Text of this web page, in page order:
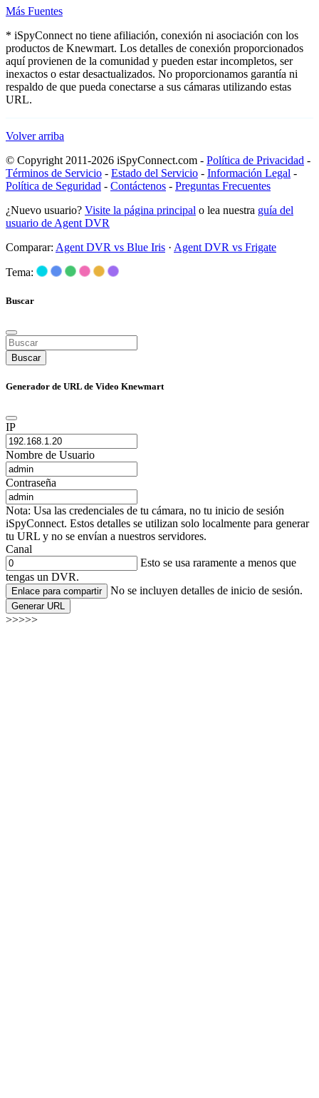
Más Fuentes
* iSpyConnect no tiene afiliación, conexión ni asociación con los
productos de Knewmart. Los detalles de conexión proporcionados
aquí provienen de la comunidad y pueden estar incompletos, ser
inexactos o estar desactualizados. No proporcionamos garantía ni
respaldo de que pueda conectarse a sus cámaras utilizando estas
URL.
Volver arriba
© Copyright 2011-2026 iSpyConnect.com - Política de Privacidad -
Términos de Servicio - Estado del Servicio - Información Legal -
Política de Seguridad - Contáctenos - Preguntas Frecuentes
¿Nuevo usuario? Visite la página principal o lea nuestra guía del
usuario de Agent DVR
Comparar: Agent DVR vs Blue Iris · Agent DVR vs Frigate
Tema:
Buscar
Buscar
Generador de URL de Video Knewmart
IP
Nombre de Usuario
Contraseña
Nota: Usa las credenciales de tu cámara, no tu inicio de sesión
iSpyConnect. Estos detalles se utilizan solo localmente para generar
tu URL y no se envían a nuestros servidores.
Canal
Esto se usa raramente a menos que
tengas un DVR.
Enlace para compartir No se incluyen detalles de inicio de sesión.
Generar URL
>>>>>